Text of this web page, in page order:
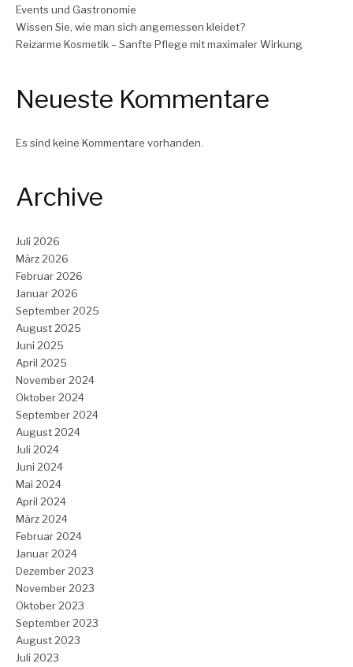
Events und Gastronomie
Wissen Sie, wie man sich angemessen kleidet?
Reizarme Kosmetik – Sanfte Pflege mit maximaler Wirkung
Neueste Kommentare
Es sind keine Kommentare vorhanden.
Archive
Juli 2026
März 2026
Februar 2026
Januar 2026
September 2025
August 2025
Juni 2025
April 2025
November 2024
Oktober 2024
September 2024
August 2024
Juli 2024
Juni 2024
Mai 2024
April 2024
März 2024
Februar 2024
Januar 2024
Dezember 2023
November 2023
Oktober 2023
September 2023
August 2023
Juli 2023